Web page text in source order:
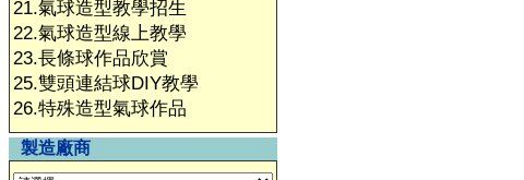
21.氣球造型教學招生
22.氣球造型線上教學
23.長條球作品欣賞
25.雙頭連結球DIY教學
26.特殊造型氣球作品
製造廠商